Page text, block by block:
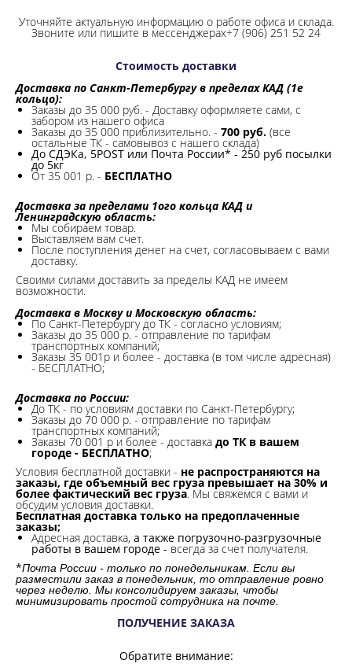
Уточняйте актуальную информацию о работе офиса и склада.
Звоните или пишите в мессенджерах+7 (906) 251 52 24
Стоимость доставки
Доставка по Санкт-Петербургу в пределах КАД (1е
кольцо):
Заказы до 35 000 руб. - Доставку оформляете сами, с
забором из нашего офиса
Заказы до 35 000 приблизительно. - 700 руб. (все
остальные ТК - самовывоз с нашего склада)
До СДЭКа, 5POST или Почта России* - 250 руб посылки
до 5кг
От 35 001 р. - БЕСПЛАТНО
Доставка за пределами 1ого кольца КАД и
Ленинградскую область:
Мы собираем товар.
Выставляем вам счет.
После поступления денег на счет, согласовываем с вами
доставку.
Своими силами доставить за пределы КАД не имеем
возможности.​
Доставка в Москву и Московскую область:
По Санкт-Петербургу до ТК - согласно условиям;
Заказы до 35 000 р. - отправление по тарифам
транспортных компаний;
Заказы 35 001р и более - доставка (в том числе адресная)
- БЕСПЛАТНО;
Доставка по России:
До ТК - по условиям доставки по Санкт-Петербургу;
Заказы до 70 000 р. - отправление по тарифам
транспортных компаний;
Заказы 70 001 р и более - доставка до ТК в вашем
городе - БЕСПЛАТНО;
Условия бесплатной доставки - не распространяются на
заказы, где объемный вес груза превышает на 30% и
более фактический вес груза. Мы свяжемся с вами и
обсудим условия доставки.
Бесплатная доставка только на предоплаченные
заказы;
Адресная доставка, а также погрузочно-разгрузочные
работы в вашем городе - всегда за счет получателя.
*Почта России - только по понедельникам. Если вы
разместили заказ в понедельник, то отправление ровно
через неделю. Мы консолидируем заказы, чтобы
минимизировать простой сотрудника на почте.
ПОЛУЧЕНИЕ ЗАКАЗА
Обратите внимание: